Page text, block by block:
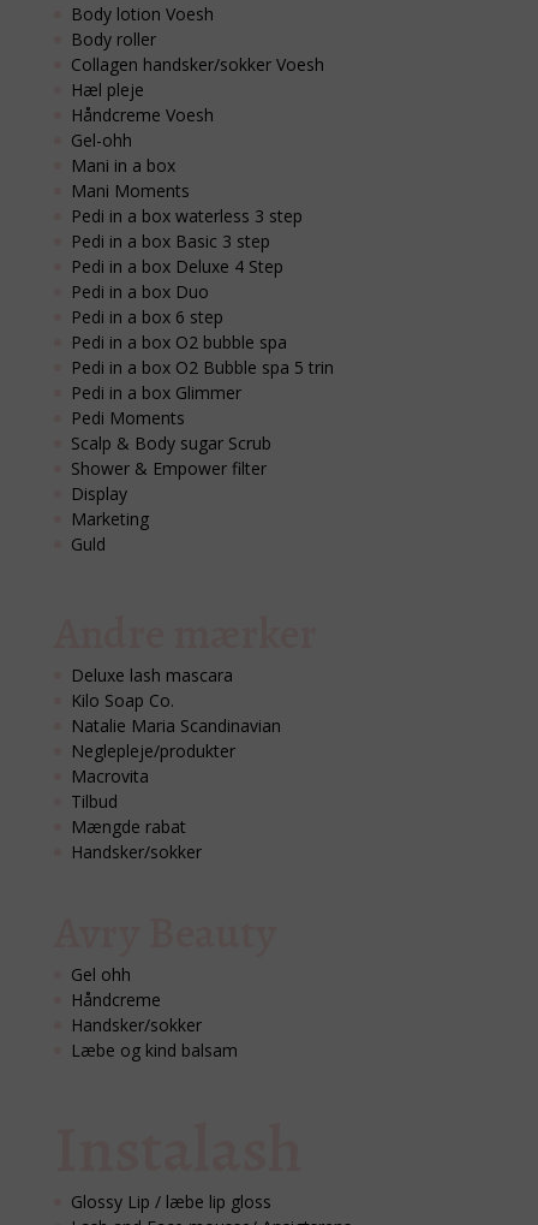
Body lotion Voesh
Body roller
Collagen handsker/sokker Voesh
Hæl pleje
Håndcreme Voesh
Gel-ohh
Mani in a box
Mani Moments
Pedi in a box waterless 3 step
Pedi in a box Basic 3 step
Pedi in a box Deluxe 4 Step
Pedi in a box Duo
Pedi in a box 6 step
Pedi in a box O2 bubble spa
Pedi in a box O2 Bubble spa 5 trin
Pedi in a box Glimmer
Pedi Moments
Scalp & Body sugar Scrub
Shower & Empower filter
Display
Marketing
Guld
Deluxe lash mascara
Kilo Soap Co.
Natalie Maria Scandinavian
Neglepleje/produkter
Macrovita
Tilbud
Mængde rabat
Handsker/sokker
Gel ohh
Håndcreme
Handsker/sokker
Læbe og kind balsam
Glossy Lip / læbe lip gloss